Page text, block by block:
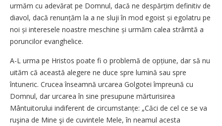
urmăm cu adevărat pe Domnul, dacă ne despărțim definitiv de
diavol, dacă renunțăm la a ne sluji în mod egoist și egolatru pe
noi și interesele noastre meschine și urmăm calea strâmtă a
poruncilor evanghelice.
A-L urma pe Hristos poate fi o problemă de opțiune, dar să nu
uităm că această alegere ne duce spre lumină sau spre
întuneric. Crucea înseamnă urcarea Golgotei împreună cu
Domnul, dar urcarea în sine presupune mărturisirea
Mântuitorului indiferent de circumstanțe: „Căci de cel ce se va
ruşina de Mine şi de cuvintele Mele, în neamul acesta